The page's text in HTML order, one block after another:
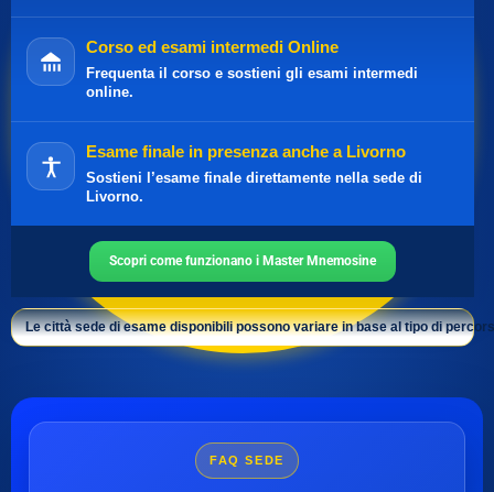
Corso ed esami intermedi Online
Frequenta il corso e sostieni gli esami intermedi
online.
Esame finale in presenza anche a Livorno
Sostieni l’esame finale direttamente nella sede di
Livorno.
Scopri come funzionano i Master Mnemosine
Le città sede di esame disponibili possono variare in base al tipo di
FAQ SEDE